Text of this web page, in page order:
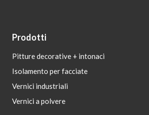
Prodotti
Pitture decorative + intonaci
Isolamento per facciate
Vernici industriali
Vernici a polvere